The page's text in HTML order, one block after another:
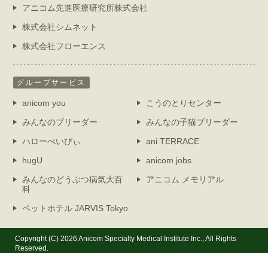
アニコム先進医療研究所株式会社
株式会社シムネット
株式会社フローエンス
グループサービス
anicom you
こうのとりセンター
みんなのブリーダー
みんなの子猫ブリーダー
ハローべいびぃ
ani TERRACE
hugU
anicom jobs
みんなのどうぶつ病気大百
科
アニコム メモリアル
ペットホテル JARVIS Tokyo
Copyright (C) 2026 Anicom Specialty Medical Institute Inc., All Rights
Reserved.